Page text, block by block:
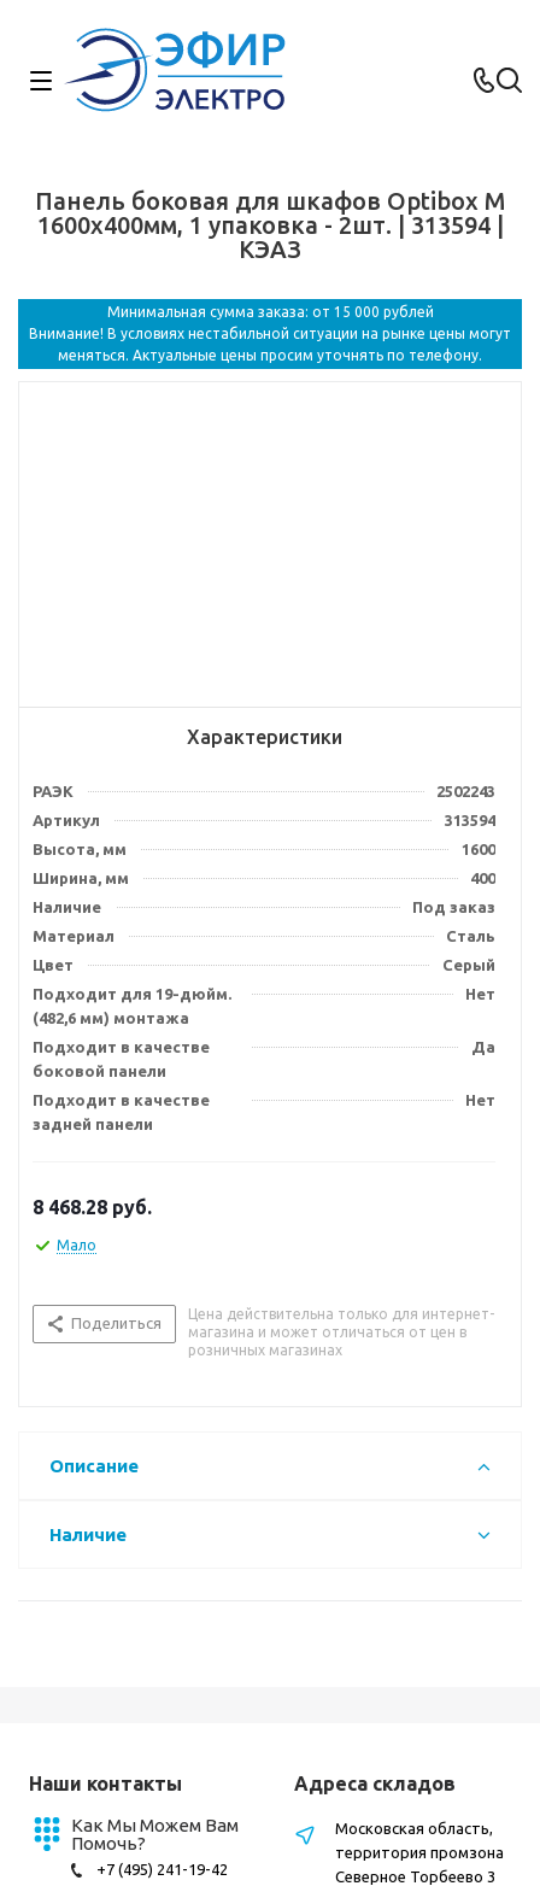
Панель боковая для шкафов Optibox M
1600x400мм, 1 упаковка - 2шт. | 313594 |
КЭАЗ
Минимальная сумма заказа: от 15 000 рублей
Внимание! В условиях нестабильной ситуации на рынке цены могут
меняться. Актуальные цены просим уточнять по телефону.
Характеристики
РАЭК
2502243
Артикул
313594
Высота, мм
1600
Ширина, мм
400
Наличие
Под заказ
Материал
Сталь
Цвет
Серый
Подходит для 19-дюйм.
(482,6 мм) монтажа
Нет
Подходит в качестве
боковой панели
Да
Подходит в качестве
задней панели
Нет
8 468.28 руб.
Мало
Поделиться
Цена действительна только для интернет-
магазина и может отличаться от цен в
розничных магазинах
Описание
Наличие
Наши контакты
Как Мы Можем Вам
Помочь?
+7 (495) 241-19-42
Адреса складов
Московская область,
территория промзона
Северное Торбеево 3